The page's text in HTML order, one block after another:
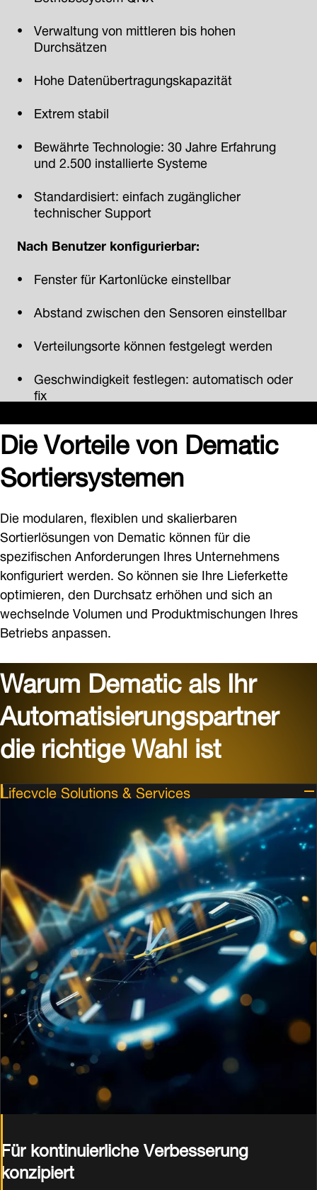
Verwaltung von mittleren bis hohen
Durchsätzen
Hohe Datenübertragungskapazität
Extrem stabil
Bewährte Technologie: 30 Jahre Erfahrung
und 2.500 installierte Systeme
Standardisiert: einfach zugänglicher
technischer Support
Nach Benutzer konfigurierbar:
Fenster für Kartonlücke einstellbar
Abstand zwischen den Sensoren einstellbar
Verteilungsorte können festgelegt werden
Geschwindigkeit festlegen: automatisch oder
fix
Die Vorteile von Dematic
Sortiersystemen
Die modularen, flexiblen und skalierbaren
Sortierlösungen von Dematic können für die
spezifischen Anforderungen Ihres Unternehmens
konfiguriert werden. So können sie Ihre Lieferkette
optimieren, den Durchsatz erhöhen und sich an
wechselnde Volumen und Produktmischungen Ihres
Betriebs anpassen.
Warum Dematic als Ihr
Automatisierungspartner
die richtige Wahl ist
Lifecycle Solutions & Services
Für kontinuierliche Verbesserung
konzipiert